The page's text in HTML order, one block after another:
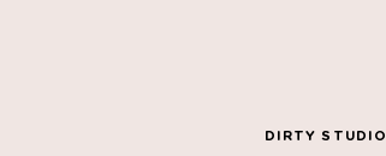
DIRTY STUDIO